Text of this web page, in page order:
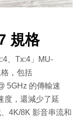
規格
、Tx:4」MU-
，包括
5GHz 的傳輸速
度，還減少了延
4K/8K 影音串流和